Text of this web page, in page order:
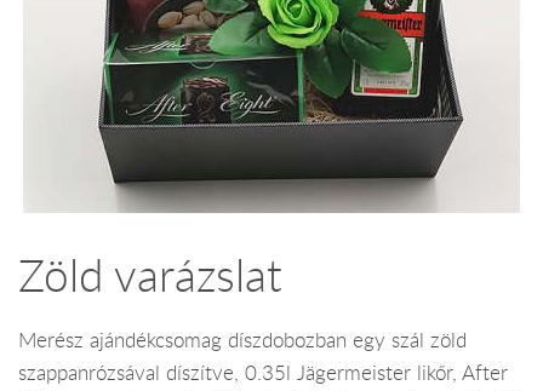
Zöld varázslat
Merész ajándékcsomag díszdobozban egy szál zöld
szappanrózsával díszítve, 0.35l Jägermeister likőr, After